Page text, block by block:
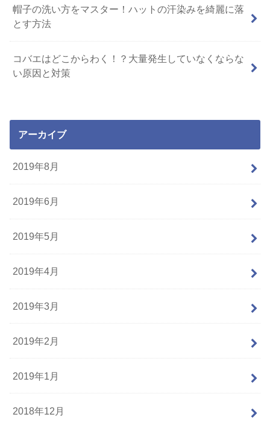
帽子の洗い方をマスター！ハットの汗染みを綺麗に落
とす方法
コバエはどこからわく！？大量発生していなくならな
い原因と対策
アーカイブ
2019年8月
2019年6月
2019年5月
2019年4月
2019年3月
2019年2月
2019年1月
2018年12月